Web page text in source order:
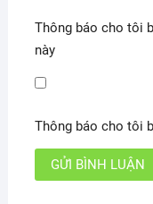
Thông báo cho tôi
này
Thông báo cho tôi